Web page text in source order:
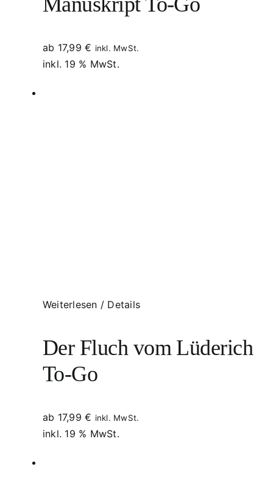
ab 17,99€ inkl. MwSt.
inkl. 19 % MwSt.
Weiterlesen / Details
Der Fluch vom Lüderich
To-Go
ab 17,99€ inkl. MwSt.
inkl. 19 % MwSt.